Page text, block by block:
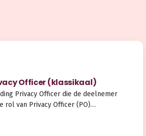
Officer (klassikaal)
Privacy Officer die de deelnemer
rol van Privacy Officer (PO)…